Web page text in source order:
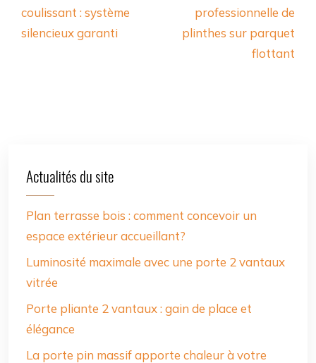
coulissant : système
silencieux garanti
professionnelle de
plinthes sur parquet
flottant
Actualités du site
Plan terrasse bois : comment concevoir un
espace extérieur accueillant?
Luminosité maximale avec une porte 2 vantaux
vitrée
Porte pliante 2 vantaux : gain de place et
élégance
La porte pin massif apporte chaleur à votre